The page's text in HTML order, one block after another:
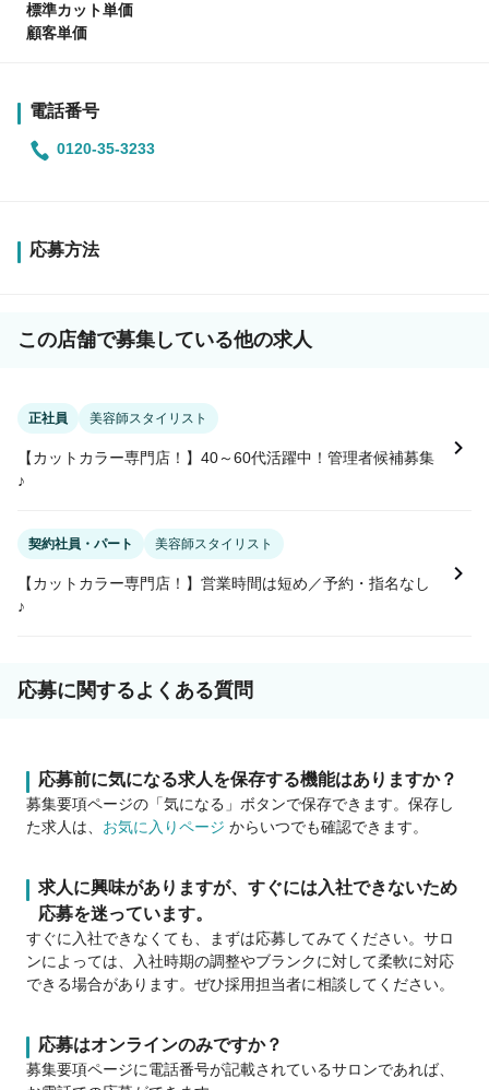
標準カット単価
顧客単価
電話番号
0120-35-3233
応募方法
この店舗で募集している他の求人
正社員 美容師スタイリスト
【カットカラー専門店！】40～60代活躍中！管理者候補募集
♪
契約社員・パート 美容師スタイリスト
【カットカラー専門店！】営業時間は短め／予約・指名なし
♪
応募に関するよくある質問
応募前に気になる求人を保存する機能はありますか？
募集要項ページの「気になる」ボタンで保存できます。保存し
た求人は、 お気に入りページ からいつでも確認できます。
求人に興味がありますが、すぐには入社できないため
応募を迷っています。
すぐに入社できなくても、まずは応募してみてください。サロ
ンによっては、入社時期の調整やブランクに対して柔軟に対応
できる場合があります。ぜひ採用担当者に相談してください。
応募はオンラインのみですか？
募集要項ページに電話番号が記載されているサロンであれば、